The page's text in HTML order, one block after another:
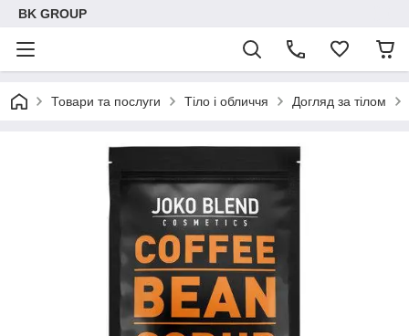
BK GROUP
Товари та послуги Тіло і обличчя Догляд за тілом